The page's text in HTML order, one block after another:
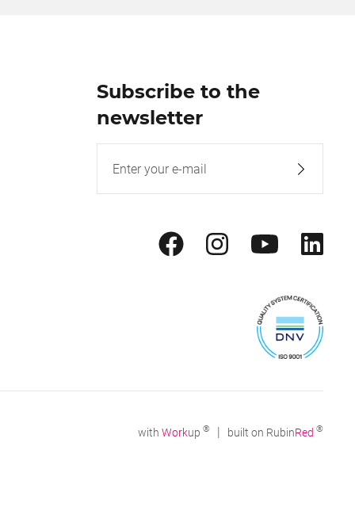
Subscribe to the
newsletter
with Workup ® | built on RubinRed ®